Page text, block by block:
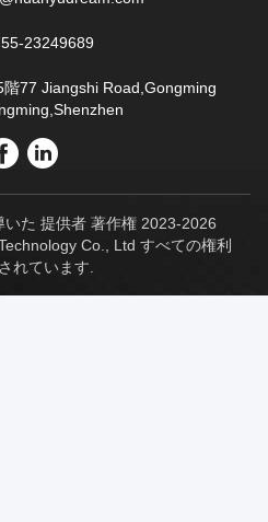
23249689
77 Jiangshi Road,Gongming
た 提供者 著作権 2023-2026
Co., Ltd すべての権利
れています.